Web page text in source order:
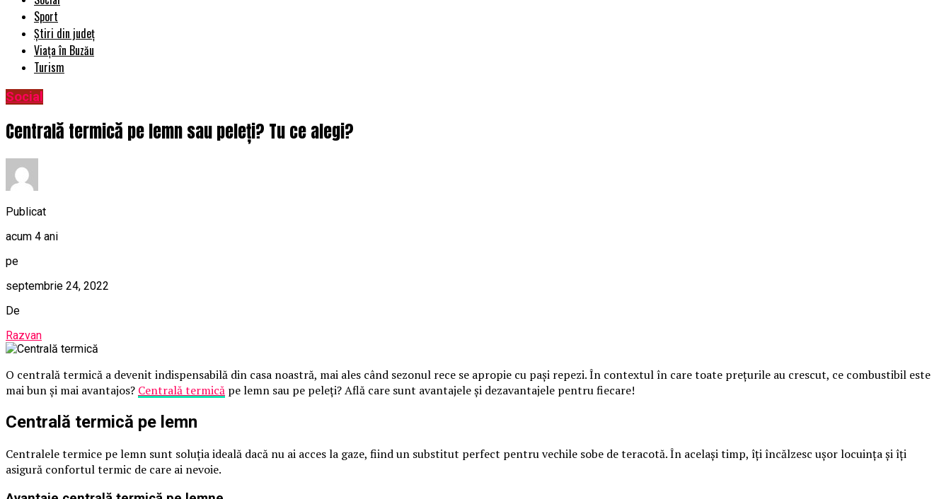
Sport
Știri din județ
Viața în Buzău
Turism
Social
Centrală termică pe lemn sau peleți? Tu ce alegi?
Publicat
acum 4 ani
pe
septembrie 24, 2022
De
Razvan
O centrală termică a devenit indispensabilă din casa noastră, mai ales când sezonul rece se apropie cu pași repezi. În contextul în care toate prețurile au crescut, ce combustibil este
mai bun și mai avantajos? Centrală termică pe lemn sau pe peleți? Află care sunt avantajele și dezavantajele pentru fiecare!
Centrală termică pe lemn
Centralele termice pe lemn sunt soluția ideală dacă nu ai acces la gaze, fiind un substitut perfect pentru vechile sobe de teracotă. În același timp, îți încălzesc ușor locuința și îți
asigură confortul termic de care ai nevoie.